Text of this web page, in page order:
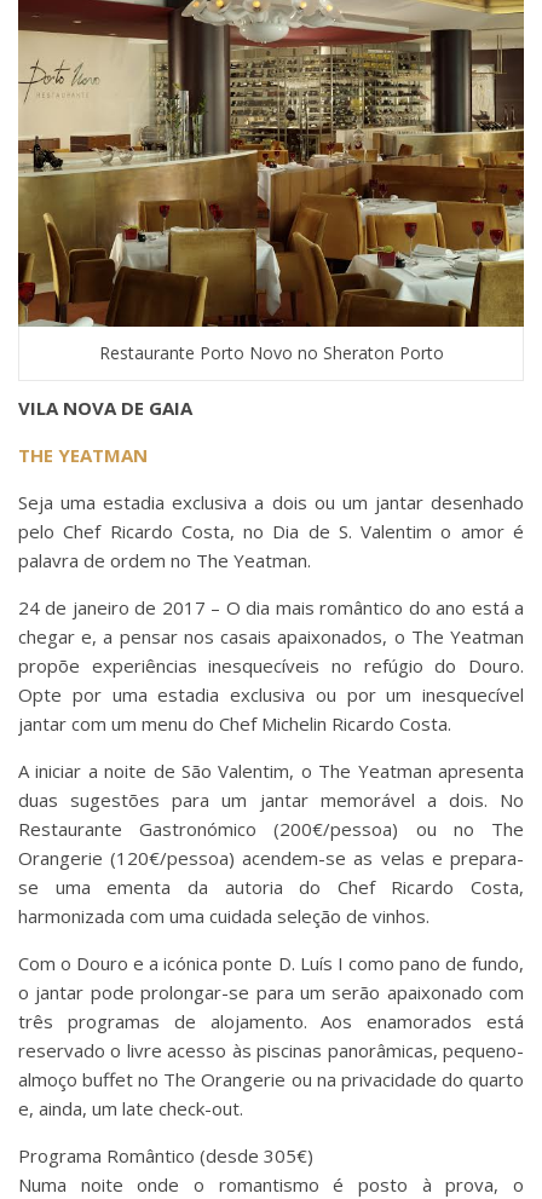
Restaurante Porto Novo no Sheraton Porto
VILA NOVA DE GAIA
THE YEATMAN
Seja uma estadia exclusiva a dois ou um jantar desenhado
pelo Chef Ricardo Costa, no Dia de S. Valentim o amor é
palavra de ordem no The Yeatman.
24 de janeiro de 2017 – O dia mais romântico do ano está a
chegar e, a pensar nos casais apaixonados, o The Yeatman
propõe experiências inesquecíveis no refúgio do Douro.
Opte por uma estadia exclusiva ou por um inesquecível
jantar com um menu do Chef Michelin Ricardo Costa.
A iniciar a noite de São Valentim, o The Yeatman apresenta
duas sugestões para um jantar memorável a dois. No
Restaurante Gastronómico (200€/pessoa) ou no The
Orangerie (120€/pessoa) acendem-se as velas e prepara-
se uma ementa da autoria do Chef Ricardo Costa,
harmonizada com uma cuidada seleção de vinhos.
Com o Douro e a icónica ponte D. Luís I como pano de fundo,
o jantar pode prolongar-se para um serão apaixonado com
três programas de alojamento. Aos enamorados está
reservado o livre acesso às piscinas panorâmicas, pequeno-
almoço buffet no The Orangerie ou na privacidade do quarto
e, ainda, um late check-out.
Programa Romântico (desde 305€)
Numa noite onde o romantismo é posto à prova, o